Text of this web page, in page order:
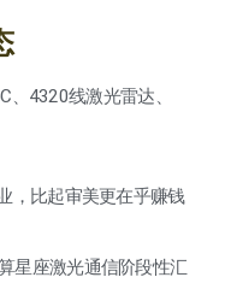
、4320线激光雷达、
，比起审美更在乎赚钱
星座激光通信阶段性汇